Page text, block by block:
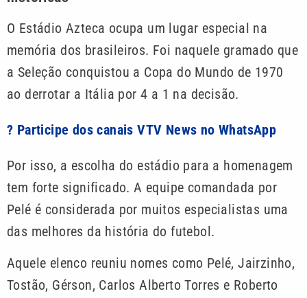
O Estádio Azteca ocupa um lugar especial na
memória dos brasileiros. Foi naquele gramado que
a Seleção conquistou a Copa do Mundo de 1970
ao derrotar a Itália por 4 a 1 na decisão.
? Participe dos canais VTV News no WhatsApp
Por isso, a escolha do estádio para a homenagem
tem forte significado. A equipe comandada por
Pelé é considerada por muitos especialistas uma
das melhores da história do futebol.
Aquele elenco reuniu nomes como Pelé, Jairzinho,
Tostão, Gérson, Carlos Alberto Torres e Roberto